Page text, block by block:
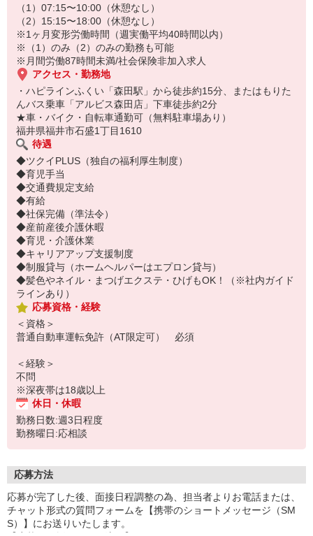
（1）07:15〜10:00（休憩なし）
（2）15:15〜18:00（休憩なし）
※1ヶ月変形労働時間（週実働平均40時間以内）
※（1）のみ（2）のみの勤務も可能
※月間労働87時間未満/社会保険非加入求人
アクセス・勤務地
・ハピラインふくい「森田駅」から徒歩約15分、またはもりた
んバス乗車「アルビス森田店」下車徒歩約2分
★車・バイク・自転車通勤可（無料駐車場あり）
福井県福井市石盛1丁目1610
待遇
◆ツクイPLUS（独自の福利厚生制度）
◆育児手当
◆交通費規定支給
◆有給
◆社保完備（準法令）
◆産前産後介護休暇
◆育児・介護休業
◆キャリアアップ支援制度
◆制服貸与（ホームヘルパーはエプロン貸与）
◆髪色やネイル・まつげエクステ・ひげもOK！（※社内ガイド
ラインあり）
応募資格・経験
＜資格＞
普通自動車運転免許（AT限定可） 必須
＜経験＞
不問
※深夜帯は18歳以上
休日・休暇
勤務日数:週3日程度
勤務曜日:応相談
応募方法
応募が完了した後、面接日程調整の為、担当者よりお電話または、
チャット形式の質問フォームを【携帯のショートメッセージ（SM
S）】にお送りいたします。